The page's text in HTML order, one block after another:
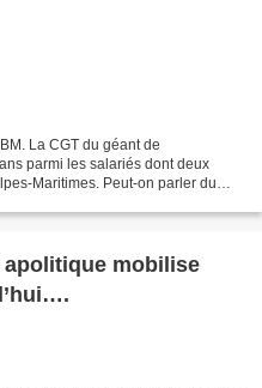
La CGT du géant de
parmi les salariés dont deux
Maritimes. Peut-on parler du
mobilise